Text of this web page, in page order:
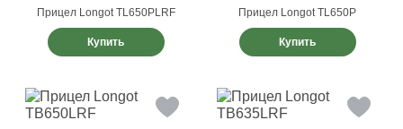
Прицел Longot TL650PLRF
Купить
Прицел Longot TL650P
Купить